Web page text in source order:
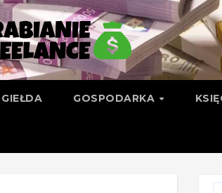
GIEŁDA GOSPODARKA